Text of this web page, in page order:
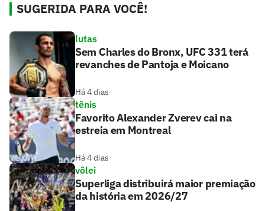
SUGERIDA PARA VOCÊ!
lutas
Sem Charles do Bronx, UFC 331 terá
revanches de Pantoja e Moicano
Há 4 dias
tênis
Favorito Alexander Zverev cai na
estreia em Montreal
Há 4 dias
vôlei
Superliga distribuirá maior premiação
da história em 2026/27